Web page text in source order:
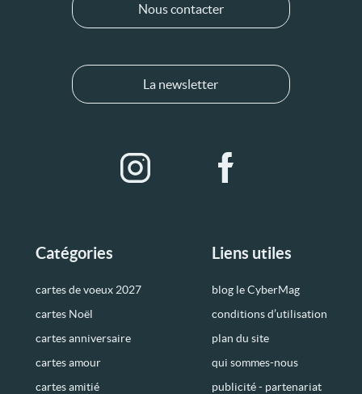
Catégories
cartes de voeux 2027
cartes Noël
cartes anniversaire
cartes amour
cartes amitié
Liens utiles
blog le CyberMag
conditions d’utilisation
plan du site
qui sommes-nous
publicité - partenariat
Nous contacter
La newsletter